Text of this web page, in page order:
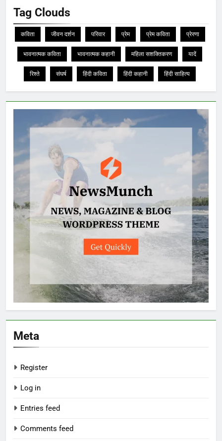
Tag Clouds
कविता जीवन दर्शन परिवार प्रेम प्रेम कविता प्रेरणा
भावनात्मक कविता भावनात्मक कहानी महिला सशक्तिकरण यादें
रिश्ते संघर्ष हिंदी कविता हिंदी कहानी हिंदी साहित्य
Meta
Register
Log in
Entries feed
Comments feed